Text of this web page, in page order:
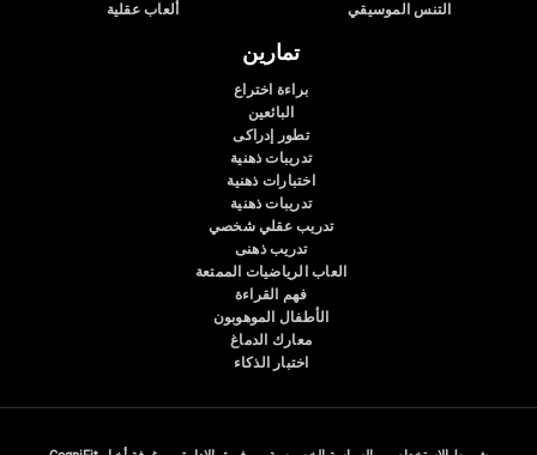
التنس الموسيقي
ألعاب عقلية
تمارين
براءة اختراع
البائعين
تطور إدراكى
تدريبات ذهنية
اختبارات ذهنية
تدريبات ذهنية
تدريب عقلي شخصي
تدريب ذهنى
العاب الرياضيات الممتعة
فهم القراءة
الأطفال الموهوبون
معارك الدماغ
اختبار الذكاء